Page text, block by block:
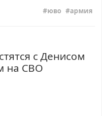
юво армия
с Денисом
на СВО